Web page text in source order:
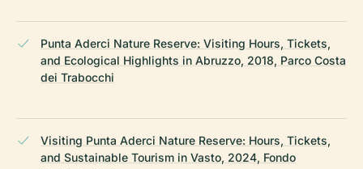
Punta Aderci Nature Reserve: Visiting Hours, Tickets,
and Ecological Highlights in Abruzzo, 2018, Parco Costa
dei Trabocchi
Visiting Punta Aderci Nature Reserve: Hours, Tickets,
and Sustainable Tourism in Vasto, 2024, Fondo